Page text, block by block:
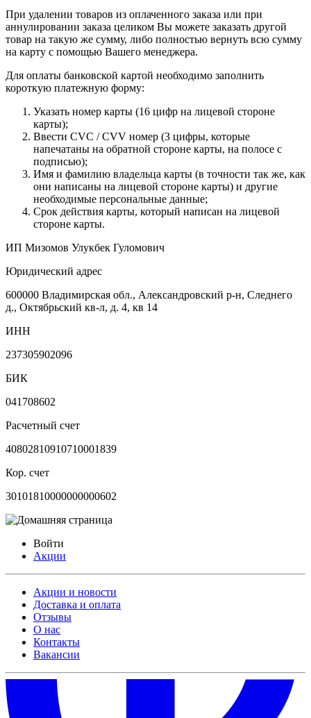
При удалении товаров из оплаченного заказа или при
аннулировании заказа целиком Вы можете заказать другой
товар на такую же сумму, либо полностью вернуть всю сумму
на карту с помощью Вашего менеджера.
Для оплаты банковской картой необходимо заполнить
короткую платежную форму:
Указать номер карты (16 цифр на лицевой стороне
карты);
Ввести CVC / CVV номер (3 цифры, которые
напечатаны на обратной стороне карты, на полосе с
подписью);
Имя и фамилию владельца карты (в точности так же, как
они написаны на лицевой стороне карты) и другие
необходимые персональные данные;
Срок действия карты, который написан на лицевой
стороне карты.
ИП Мизомов Улукбек Гуломович
Юридический адрес
600000 Владимирская обл., Александровский р-н, Следнего
д., Октябрьский кв-л, д. 4, кв 14
ИНН
237305902096
БИК
041708602
Расчетный счет
40802810910710001839
Кор. счет
30101810000000000602
Войти
Акции
Акции и новости
Доставка и оплата
Отзывы
О нас
Контакты
Вакансии